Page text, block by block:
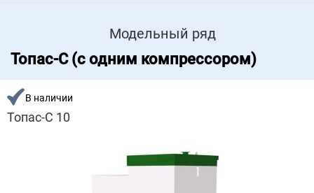
Модельный ряд
Топас-С (с одним компрессором)
В наличии
Топас-С 10